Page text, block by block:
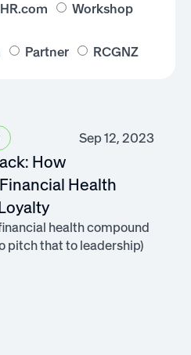
HR.com Workshop
Partner RCGNZ
Sep 12, 2023
How
Health
health compound
pitch that to leadership)